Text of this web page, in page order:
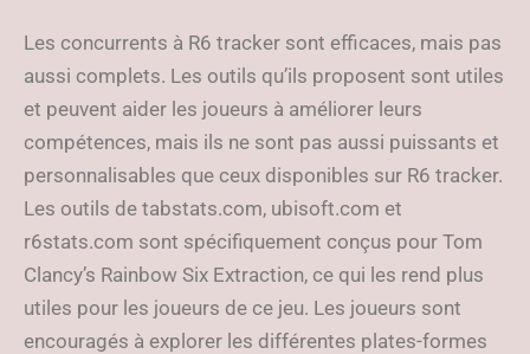
Les concurrents à R6 tracker sont efficaces, mais pas
aussi complets. Les outils qu’ils proposent sont utiles
et peuvent aider les joueurs à améliorer leurs
compétences, mais ils ne sont pas aussi puissants et
personnalisables que ceux disponibles sur R6 tracker.
Les outils de tabstats.com, ubisoft.com et
r6stats.com sont spécifiquement conçus pour Tom
Clancy’s Rainbow Six Extraction, ce qui les rend plus
utiles pour les joueurs de ce jeu. Les joueurs sont
encouragés à explorer les différentes plates-formes